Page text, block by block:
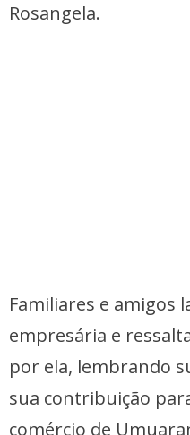
Rosangela.
Familiares e amigos
empresária e
por ela, lembrando
sua contribuição
comércio de